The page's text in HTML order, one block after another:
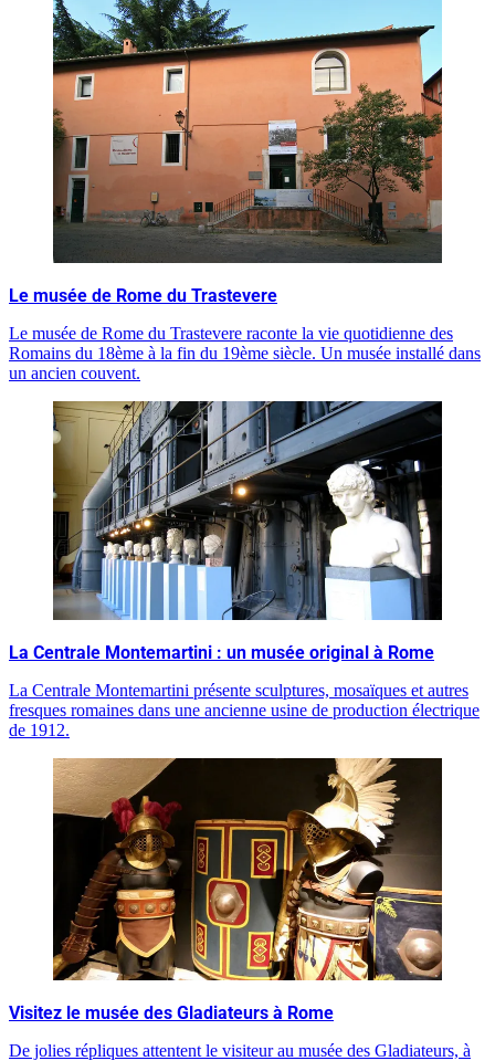
Le musée de Rome du Trastevere
Le musée de Rome du Trastevere raconte la vie quotidienne des
Romains du 18ème à la fin du 19ème siècle. Un musée installé dans
un ancien couvent.
La Centrale Montemartini : un musée original à Rome
La Centrale Montemartini présente sculptures, mosaïques et autres
fresques romaines dans une ancienne usine de production électrique
de 1912.
Visitez le musée des Gladiateurs à Rome
De jolies répliques attentent le visiteur au musée des Gladiateurs, à